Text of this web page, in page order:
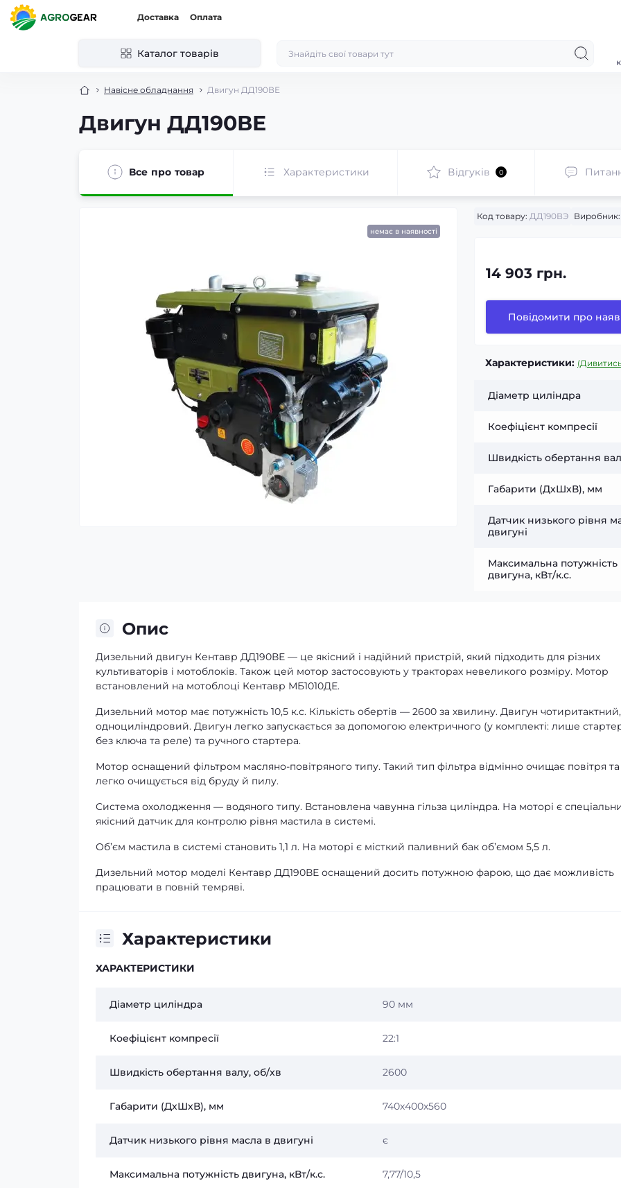
Доставка Оплата
Каталог товарів
Навісне обладнання Двигун ДД190ВЕ
Двигун ДД190ВЕ
Все про товар Характеристики Відгуків 0
немає в наявності
Код товару: ДД190ВЭ Виробник:
14 903 грн.
Повідомити про
Характеристики:
Діаметр циліндра
Коефіцієнт компресії
Швидкість обертання
Габарити (ДхШхВ), мм
Датчик низького рівня
двигуні
Максимальна потужність
двигуна, кВт/к.с.
Опис
Дизельний двигун Кентавр ДД190ВЕ — це якісний і надійний пристрій, який підходить для різних
культиваторів і мотоблоків. Також цей мотор застосовують у тракторах невеликого розміру. Мотор
встановлений на мотоблоці Кентавр МБ1010ДЕ.
Дизельний мотор має потужність 10,5 к.с. Кількість обертів — 2600 за хвилину. Двигун чотиритактний,
одноциліндровий. Двигун легко запускається за допомогою електричного (у комплекті: лише
без ключа та реле) та ручного стартера.
Мотор оснащений фільтром масляно-повітряного типу. Такий тип фільтра відмінно очищає повітря та
легко очищується від бруду й пилу.
Система охолодження — водяного типу. Встановлена чавунна гільза циліндра. На моторі є
якісний датчик для контролю рівня мастила в системі.
Об’єм мастила в системі становить 1,1 л. На моторі є місткий паливний бак об’ємом 5,5 л.
Дизельний мотор моделі Кентавр ДД190ВЕ оснащений досить потужною фарою, що дає можливість
працювати в повній темряві.
Характеристики
ХАРАКТЕРИСТИКИ
Діаметр циліндра 90 мм
Коефіцієнт компресії 22:1
Швидкість обертання валу, об/хв 2600
Габарити (ДхШхВ), мм 740х400х560
Датчик низького рівня масла в двигуні є
Максимальна потужність двигуна, кВт/к.с. 7,77/10,5